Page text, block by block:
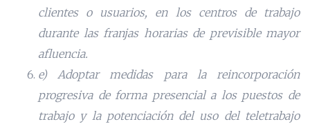
clientes o usuarios, en los centros de trabajo
durante las franjas horarias de previsible mayor
afluencia.
e) Adoptar medidas para la reincorporación
progresiva de forma presencial a los puestos de
trabajo y la potenciación del uso del teletrabajo